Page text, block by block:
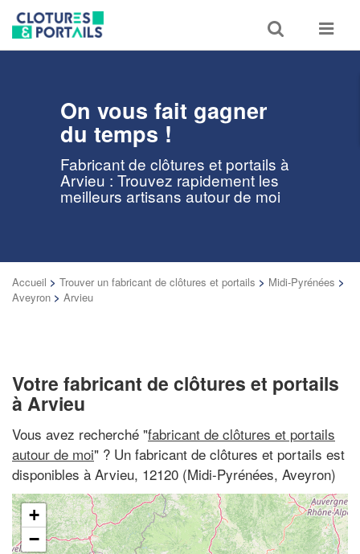
Toggle
search
Toggle
On vous fait gagner
du temps !
Fabricant de clôtures et portails à
Arvieu : Trouvez rapidement les
meilleurs artisans autour de moi
Accueil > Trouver un fabricant de clôtures et portails > Midi-Pyrénées >
Aveyron > Arvieu
Votre fabricant de clôtures et portails
à Arvieu
Vous avez recherché "fabricant de clôtures et portails
autour de moi" ? Un fabricant de clôtures et portails est
disponibles à Arvieu, 12120 (Midi-Pyrénées, Aveyron)
+
−